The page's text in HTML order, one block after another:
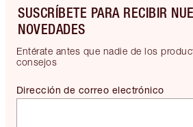
SUSCRÍBETE PARA RECIBIR
NOVEDADES
Entérate antes que nadie de los
consejos
Dirección de correo electrónico